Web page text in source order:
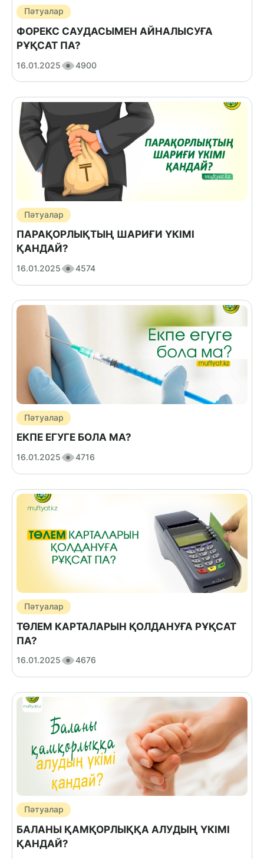
Пәтуалар
ФОРЕКС САУДАСЫМЕН АЙНАЛЫСУҒА
РҰҚСАТ ПА?
16.01.2025 4900
Пәтуалар
ПАРАҚОРЛЫҚТЫҢ ШАРИҒИ ҮКІМІ
ҚАНДАЙ?
16.01.2025 4574
Пәтуалар
ЕКПЕ ЕГУГЕ БОЛА МА?
16.01.2025 4716
Пәтуалар
ТӨЛЕМ КАРТАЛАРЫН ҚОЛДАНУҒА РҰҚСАТ
ПА?
16.01.2025 4676
Пәтуалар
БАЛАНЫ ҚАМҚОРЛЫҚҚА АЛУДЫҢ ҮКІМІ
ҚАНДАЙ?